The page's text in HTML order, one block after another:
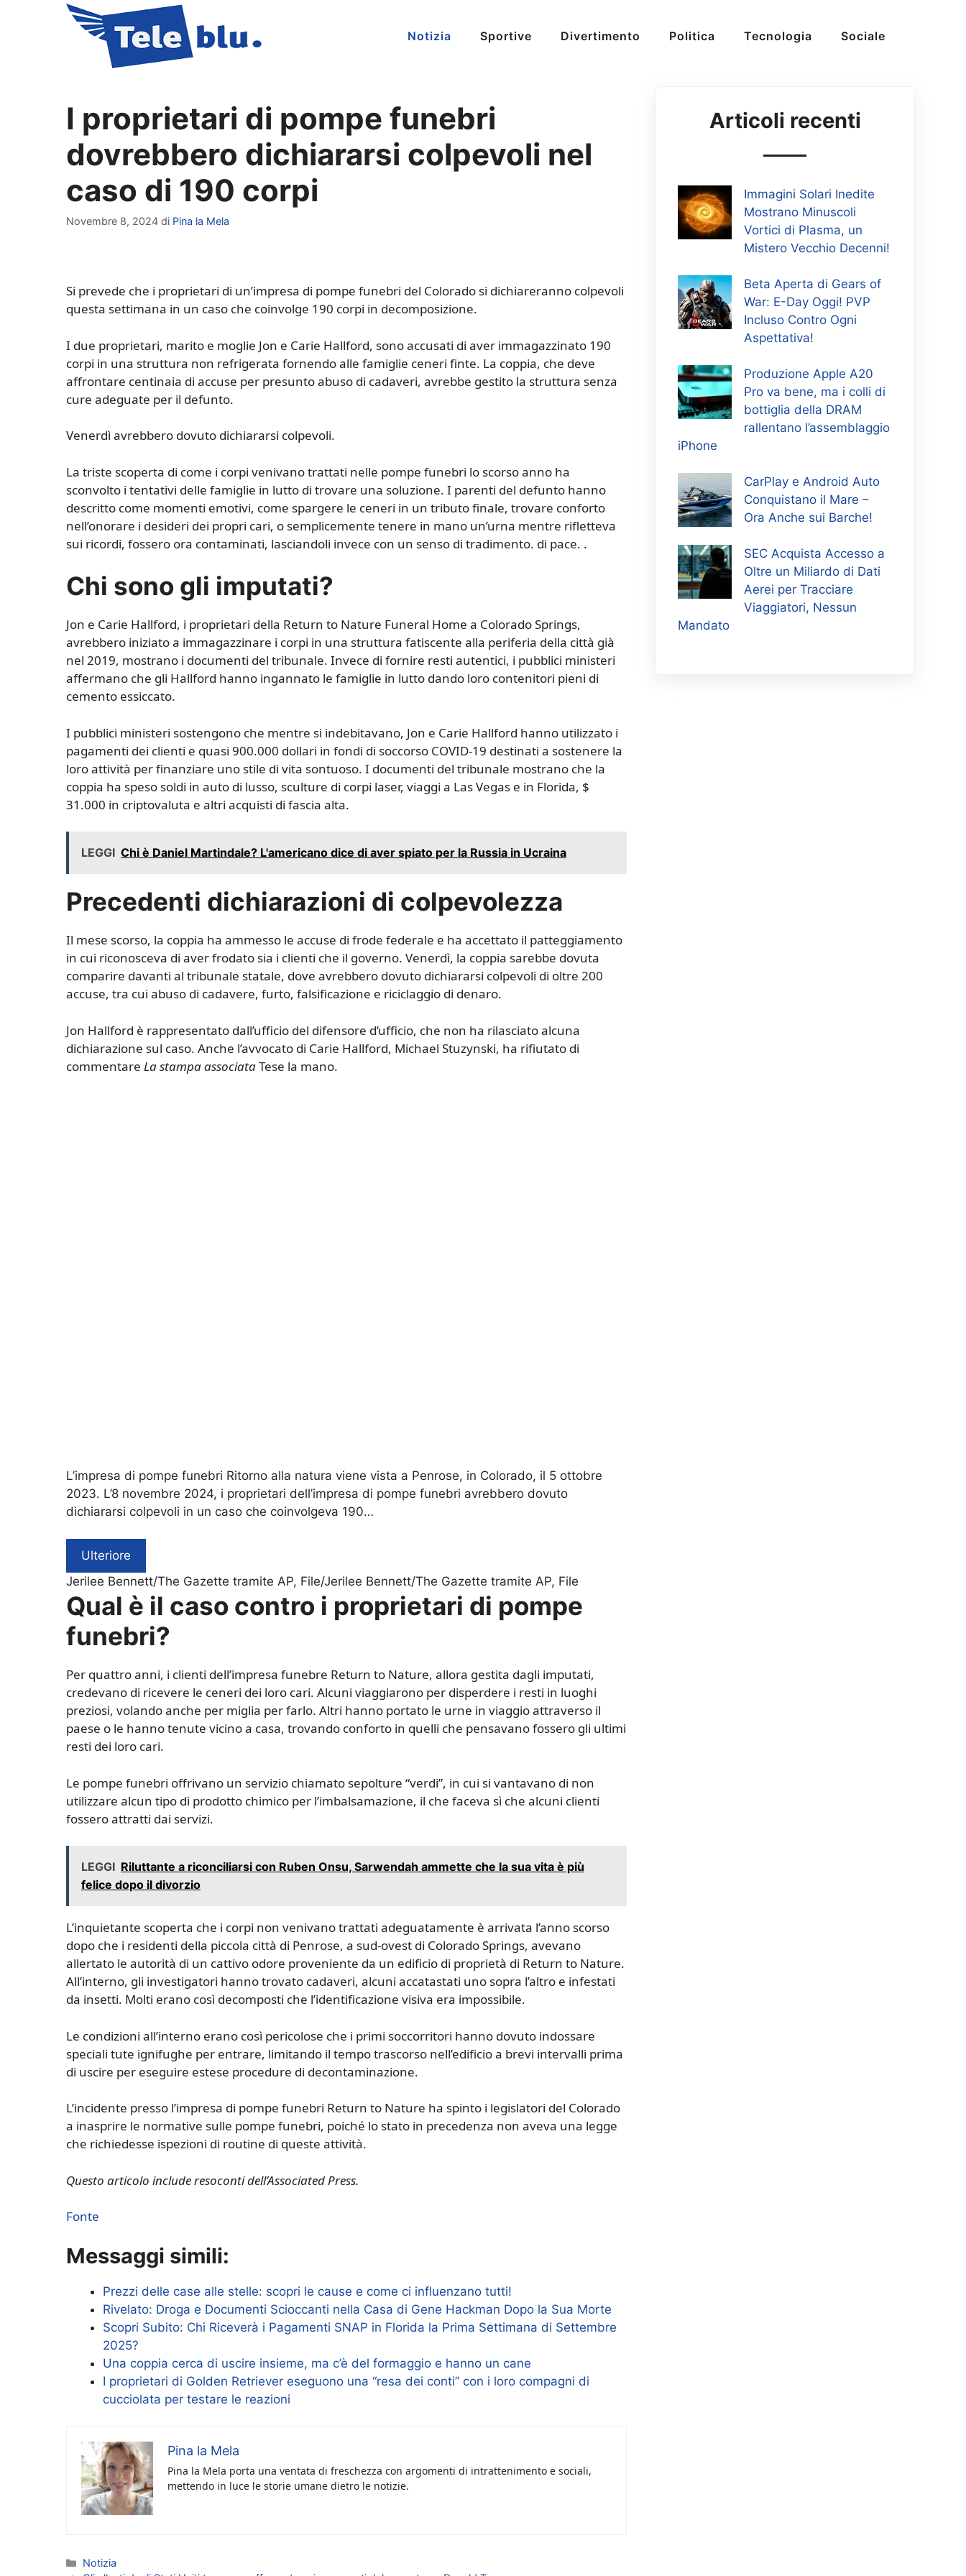
Notizia Sportive Divertimento Politica Tecnologia Sociale
I proprietari di pompe funebri
dovrebbero dichiararsi colpevoli nel
caso di 190 corpi
Novembre 8, 2024 di Pina la Mela
Si prevede che i proprietari di un’impresa di pompe funebri del Colorado si dichiareranno colpevoli
questa settimana in un caso che coinvolge 190 corpi in decomposizione.
I due proprietari, marito e moglie Jon e Carie Hallford, sono accusati di aver immagazzinato 190
corpi in una struttura non refrigerata fornendo alle famiglie ceneri finte. La coppia, che deve
affrontare centinaia di accuse per presunto abuso di cadaveri, avrebbe gestito la struttura senza
cure adeguate per il defunto.
Venerdì avrebbero dovuto dichiararsi colpevoli.
La triste scoperta di come i corpi venivano trattati nelle pompe funebri lo scorso anno ha
sconvolto i tentativi delle famiglie in lutto di trovare una soluzione. I parenti del defunto hanno
descritto come momenti emotivi, come spargere le ceneri in un tributo finale, trovare conforto
nell’onorare i desideri dei propri cari, o semplicemente tenere in mano un’urna mentre rifletteva
sui ricordi, fossero ora contaminati, lasciandoli invece con un senso di tradimento. di pace. .
Chi sono gli imputati?
Jon e Carie Hallford, i proprietari della Return to Nature Funeral Home a Colorado Springs,
avrebbero iniziato a immagazzinare i corpi in una struttura fatiscente alla periferia della città già
nel 2019, mostrano i documenti del tribunale. Invece di fornire resti autentici, i pubblici ministeri
affermano che gli Hallford hanno ingannato le famiglie in lutto dando loro contenitori pieni di
cemento essiccato.
I pubblici ministeri sostengono che mentre si indebitavano, Jon e Carie Hallford hanno utilizzato i
pagamenti dei clienti e quasi 900.000 dollari in fondi di soccorso COVID-19 destinati a sostenere la
loro attività per finanziare uno stile di vita sontuoso. I documenti del tribunale mostrano che la
coppia ha speso soldi in auto di lusso, sculture di corpi laser, viaggi a Las Vegas e in Florida, $
31.000 in criptovaluta e altri acquisti di fascia alta.
LEGGI Chi è Daniel Martindale? L'americano dice di aver spiato per la Russia in Ucraina
Precedenti dichiarazioni di colpevolezza
Il mese scorso, la coppia ha ammesso le accuse di frode federale e ha accettato il patteggiamento
in cui riconosceva di aver frodato sia i clienti che il governo. Venerdì, la coppia sarebbe dovuta
comparire davanti al tribunale statale, dove avrebbero dovuto dichiararsi colpevoli di oltre 200
accuse, tra cui abuso di cadavere, furto, falsificazione e riciclaggio di denaro.
Jon Hallford è rappresentato dall’ufficio del difensore d’ufficio, che non ha rilasciato alcuna
dichiarazione sul caso. Anche l’avvocato di Carie Hallford, Michael Stuzynski, ha rifiutato di
commentare La stampa associataTese la mano.
L’impresa di pompe funebri Ritorno alla natura viene vista a Penrose, in Colorado, il 5 ottobre
2023. L’8 novembre 2024, i proprietari dell’impresa di pompe funebri avrebbero dovuto
dichiararsi colpevoli in un caso che coinvolgeva 190…
Ulteriore
Jerilee Bennett/The Gazette tramite AP, File/Jerilee Bennett/The Gazette tramite AP, File
Qual è il caso contro i proprietari di pompe
funebri?
Per quattro anni, i clienti dell’impresa funebre Return to Nature, allora gestita dagli imputati,
credevano di ricevere le ceneri dei loro cari. Alcuni viaggiarono per disperdere i resti in luoghi
preziosi, volando anche per miglia per farlo. Altri hanno portato le urne in viaggio attraverso il
paese o le hanno tenute vicino a casa, trovando conforto in quelli che pensavano fossero gli ultimi
resti dei loro cari.
Le pompe funebri offrivano un servizio chiamato sepolture “verdi”, in cui si vantavano di non
utilizzare alcun tipo di prodotto chimico per l’imbalsamazione, il che faceva sì che alcuni clienti
fossero attratti dai servizi.
LEGGI Riluttante a riconciliarsi con Ruben Onsu, Sarwendah ammette che la sua vita è più
felice dopo il divorzio
L’inquietante scoperta che i corpi non venivano trattati adeguatamente è arrivata l’anno scorso
dopo che i residenti della piccola città di Penrose, a sud-ovest di Colorado Springs, avevano
allertato le autorità di un cattivo odore proveniente da un edificio di proprietà di Return to Nature.
All’interno, gli investigatori hanno trovato cadaveri, alcuni accatastati uno sopra l’altro e infestati
da insetti. Molti erano così decomposti che l’identificazione visiva era impossibile.
Le condizioni all’interno erano così pericolose che i primi soccorritori hanno dovuto indossare
speciali tute ignifughe per entrare, limitando il tempo trascorso nell’edificio a brevi intervalli prima
di uscire per eseguire estese procedure di decontaminazione.
L’incidente presso l’impresa di pompe funebri Return to Nature ha spinto i legislatori del Colorado
a inasprire le normative sulle pompe funebri, poiché lo stato in precedenza non aveva una legge
che richiedesse ispezioni di routine di queste attività.
Questo articolo include resoconti dell’Associated Press.
Fonte
Messaggi simili:
Prezzi delle case alle stelle: scopri le cause e come ci influenzano tutti!
Rivelato: Droga e Documenti Scioccanti nella Casa di Gene Hackman Dopo la Sua Morte
Scopri Subito: Chi Riceverà i Pagamenti SNAP in Florida la Prima Settimana di Settembre
2025?
Una coppia cerca di uscire insieme, ma c’è del formaggio e hanno un cane
I proprietari di Golden Retriever eseguono una “resa dei conti” con i loro compagni di
cucciolata per testare le reazioni
Pina la Mela
Pina la Mela porta una ventata di freschezza con argomenti di intrattenimento e sociali,
mettendo in luce le storie umane dietro le notizie.
Categorie
Notizia
Articoli recenti
Immagini Solari Inedite
Mostrano Minuscoli
Vortici di Plasma, un
Mistero Vecchio Decenni!
Beta Aperta di Gears of
War: E-Day Oggi! PVP
Incluso Contro Ogni
Aspettativa!
Produzione Apple A20
Pro va bene, ma i colli di
bottiglia della DRAM
rallentano l’assemblaggio
iPhone
CarPlay e Android Auto
Conquistano il Mare –
Ora Anche sui Barche!
SEC Acquista Accesso a
Oltre un Miliardo di Dati
Aerei per Tracciare
Viaggiatori, Nessun
Mandato